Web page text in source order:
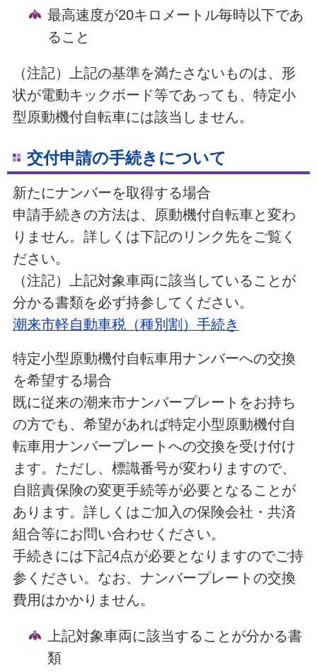
最高速度が20キロメートル毎時以下であ
ること
（注記）上記の基準を満たさないものは、形
状が電動キックボード等であっても、特定小
型原動機付自転車には該当しません。
交付申請の手続きについて
新たにナンバーを取得する場合
申請手続きの方法は、原動機付自転車と変わ
りません。詳しくは下記のリンク先をご覧く
ださい。
（注記）上記対象車両に該当していることが
分かる書類を必ず持参してください。
潮来市軽自動車税（種別割）手続き
特定小型原動機付自転車用ナンバーへの交換
を希望する場合
既に従来の潮来市ナンバープレートをお持ち
の方でも、希望があれば特定小型原動機付自
転車用ナンバープレートへの交換を受け付け
ます。ただし、標識番号が変わりますので、
自賠責保険の変更手続等が必要となることが
あります。詳しくはご加入の保険会社・共済
組合等にお問い合わせください。
手続きには下記4点が必要となりますのでご持
参ください。なお、ナンバープレートの交換
費用はかかりません。
上記対象車両に該当することが分かる書
類